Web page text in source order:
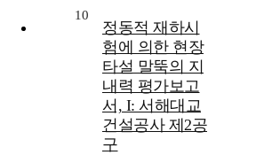
10
정동적 재하시
험에 의한 현장
타설 말뚝의 지
내력 평가보고
서, I: 서해대교
건설공사 제2공
구